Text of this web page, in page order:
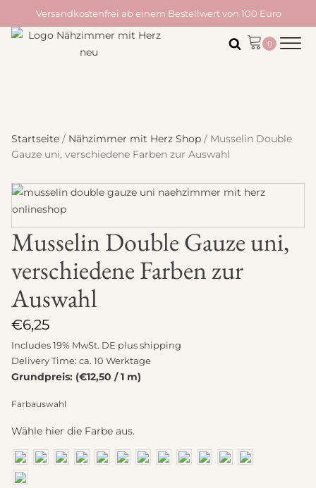
Versandkostenfrei ab einem Bestellwert von 100 Euro
Startseite / Nähzimmer mit Herz Shop / Musselin Double
Gauze uni, verschiedene Farben zur Auswahl
Musselin Double Gauze uni,
verschiedene Farben zur
Auswahl
€6,25
Includes 19% MwSt. DE plusshipping
Delivery Time: ca. 10 Werktage
Grundpreis: (€12,50 / 1 m)
Farbauswahl
Wähle hier die Farbe aus.